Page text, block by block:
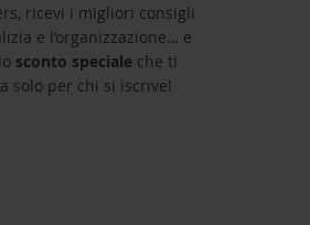
ricevi i migliori consigli
e l’organizzazione… e
sconto speciale che ti
solo per chi si iscrive!